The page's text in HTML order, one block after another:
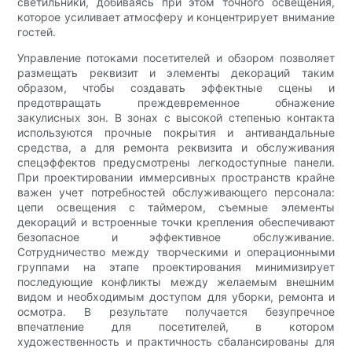
которое усиливает атмосферу и концентрирует внимание
гостей.
Управление потоками посетителей и обзором позволяет
размещать реквизит и элементы декораций таким
образом, чтобы создавать эффектные сцены и
предотвращать преждевременное обнажение
закулисных зон. В зонах с высокой степенью контакта
используются прочные покрытия и антивандальные
средства, а для ремонта реквизита и обслуживания
спецэффектов предусмотрены легкодоступные панели.
При проектировании иммерсивных пространств крайне
важен учет потребностей обслуживающего персонала:
цепи освещения с таймером, съемные элементы
декораций и встроенные точки крепления обеспечивают
безопасное и эффективное обслуживание.
Сотрудничество между творческими и операционными
группами на этапе проектирования минимизирует
последующие конфликты между желаемым внешним
видом и необходимым доступом для уборки, ремонта и
осмотра. В результате получается безупречное
впечатление для посетителей, в котором
художественность и практичность сбалансированы для